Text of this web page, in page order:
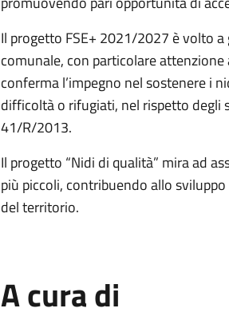
Il progetto FSE+ 2021/2027 è volto
comunale, con particolare attenzione
conferma l’impegno nel sostenere i
difficoltà o rifugiati, nel rispetto degli
41/R/2013.
Il progetto “Nidi di qualità” mira ad
più piccoli, contribuendo allo
del territorio.
A cura di